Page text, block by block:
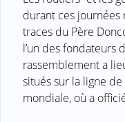
durant ces journées
traces du Père
l’un des fondateurs
rassemblement a
situés sur la ligne
mondiale, où a